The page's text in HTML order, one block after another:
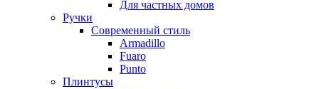
Для частных домов
Ручки
Современный стиль
Armadillo
Fuaro
Punto
Плинтусы